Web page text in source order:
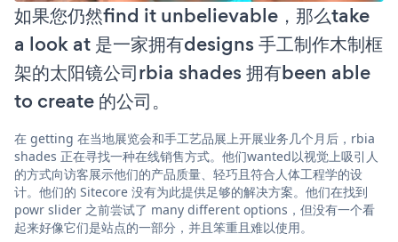
如果您仍然find it unbelievable，那么take
a look at 是一家拥有designs 手工制作木制框
架的太阳镜公司rbia shades 拥有been able
to create 的公司。
在 getting 在当地展览会和手工艺品展上开展业务几个月后，rbia
shades 正在寻找一种在线销售方式。他们wanted以视觉上吸引人
的方式向访客展示他们的产品质量、轻巧且符合人体工程学的设
计。他们的 Sitecore 没有为此提供足够的解决方案。他们在找到
powr slider 之前尝试了 many different options，但没有一个看
起来好像它们是站点的一部分，并且笨重且难以使用。